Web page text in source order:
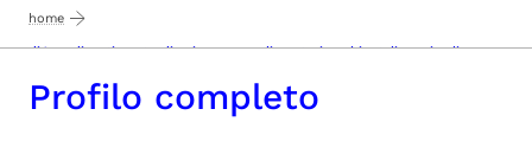
home
di4a - dipartimento di scienze agroalimentari, ambientali e animali
Profilo completo